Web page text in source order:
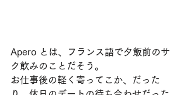
Apero とは、フランス語で夕飯前のサ
ク飲みのことだそう。
お仕事後の軽く寄ってこか、だった